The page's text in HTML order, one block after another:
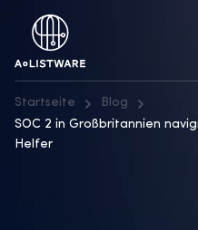
Startseite
Blog
SOC 2 in Großbritannien
Helfer